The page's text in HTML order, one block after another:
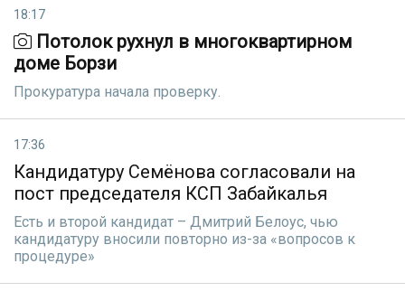
18:17
Потолок рухнул в многоквартирном
доме Борзи
Прокуратура начала проверку.
17:36
Кандидатуру Семёнова согласовали на
пост председателя КСП Забайкалья
Есть и второй кандидат – Дмитрий Белоус, чью
кандидатуру вносили повторно из-за «вопросов к
процедуре»